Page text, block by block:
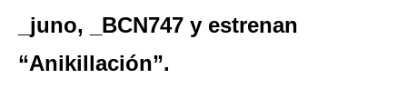
_juno, _BCN747 y estrenan
“Anikillación”.